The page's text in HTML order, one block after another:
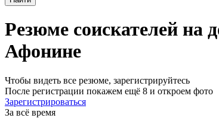
Резюме соискателей на
Афонине
Чтобы видеть все резюме, зарегистрируйтесь
После регистрации покажем ещё 8 и откроем фото
Зарегистрироваться
За всё время